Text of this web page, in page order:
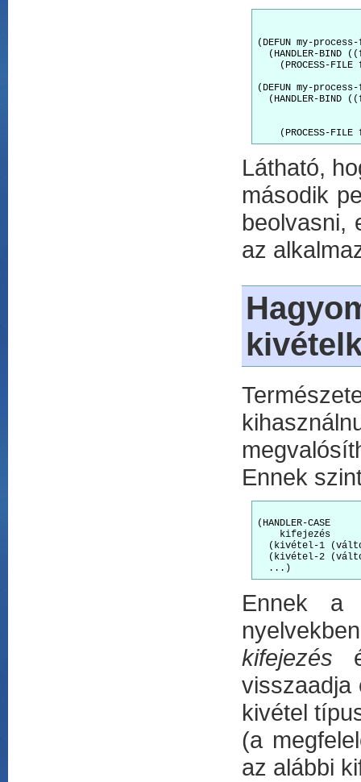
(DEFUN my-
(HANDLER-BIND
(PROCESS-FILE
(DEFUN my-
(HANDLER-BIND
Látható,
második
beolvasni,
az
Ennek
(HANDLER-CASE
    kifejezés
(kivétel-1
(kivétel-2
Ennek a
kifejezés
visszaadja
kivétel
(a
az alábbi